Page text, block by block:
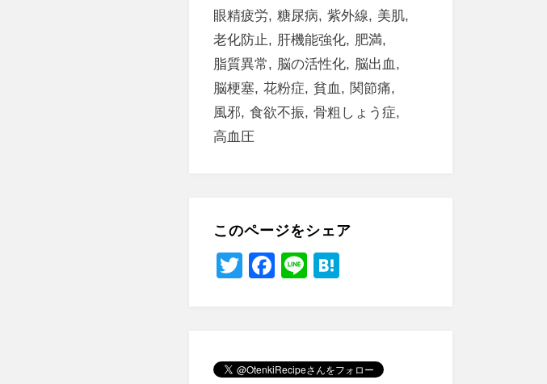
眼精疲労
糖尿病 紫外線
美肌
老化防止
肝機能強化
肥満
脂質異常
脳の活性化
脳出血
脳梗塞
花粉症 貧血
関節痛
風邪
食欲不振
骨粗しょう症
高血圧
このページをシェア
T
F
b
Li
a